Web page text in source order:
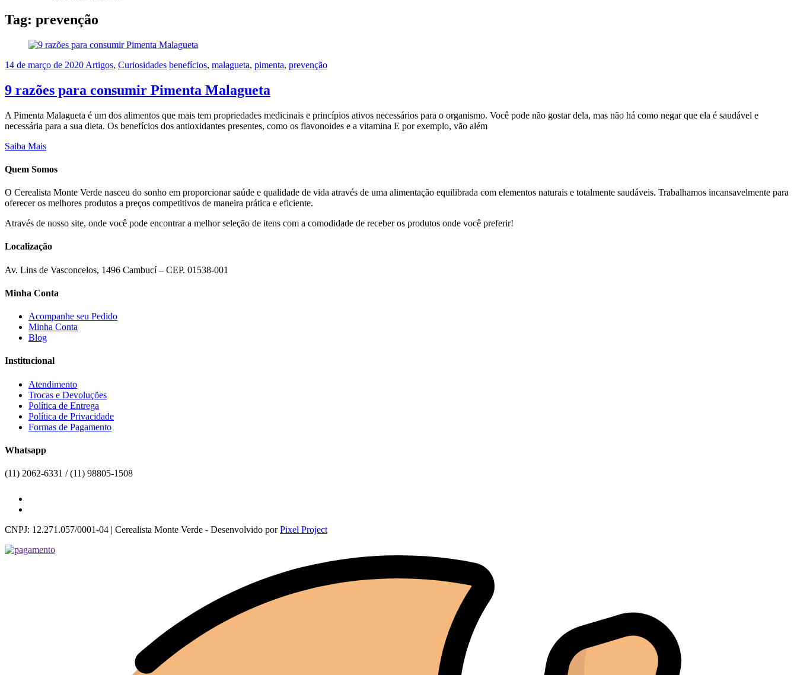
Tag: prevenção
14 de março de 2020 Artigos, Curiosidades benefícios, malagueta, pimenta, prevenção
9 razões para consumir Pimenta Malagueta
A Pimenta Malagueta é um dos alimentos que mais tem propriedades medicinais e princípios ativos necessários para o organismo. Você pode não gostar dela, mas não há como negar que ela é saudável e
necessária para a sua dieta. Os benefícios dos antioxidantes presentes, como os flavonoides e a vitamina E por exemplo, vão além
Saiba Mais
Quem Somos
O Cerealista Monte Verde nasceu do sonho em proporcionar saúde e qualidade de vida através de uma alimentação equilibrada com elementos naturais e totalmente saudáveis. Trabalhamos incansavelmente para
oferecer os melhores produtos a preços competitivos de maneira prática e eficiente.
Através de nosso site, onde você pode encontrar a melhor seleção de itens com a comodidade de receber os produtos onde você preferir!
Localização
Av. Lins de Vasconcelos, 1496 Cambucí – CEP. 01538-001
Minha Conta
Acompanhe seu Pedido
Minha Conta
Blog
Institucional
Atendimento
Trocas e Devoluções
Política de Entrega
Política de Privacidade
Formas de Pagamento
Whatsapp
(11) 2062-6331 / (11) 98805-1508
CNPJ: 12.271.057/0001-04 | Cerealista Monte Verde - Desenvolvido porPixel Project